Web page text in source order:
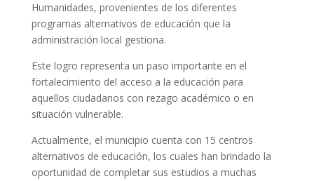
Humanidades, provenientes de los diferentes
programas alternativos de educación que la
administración local gestiona.
Este logro representa un paso importante en el
fortalecimiento del acceso a la educación para
aquellos ciudadanos con rezago académico o en
situación vulnerable.
Actualmente, el municipio cuenta con 15 centros
alternativos de educación, los cuales han brindado la
oportunidad de completar sus estudios a muchas